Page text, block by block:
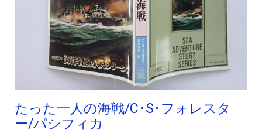
たった一人の海戦/C･S･フォレスタ
ー/パシフィカ